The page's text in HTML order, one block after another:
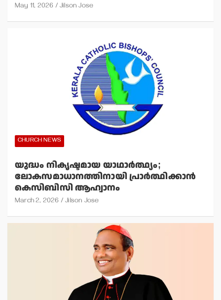
May 11, 2026 Jilson Jose
CHURCH NEWS
യുദ്ധം നികൃഷ്ടമായ യാഥാര്‍ത്ഥ്യം;
ലോകസമാധാനത്തിനായി പ്രാര്‍ത്ഥിക്കാന്‍
കെസിബിസി ആഹ്വാനം
March 2, 2026 Jilson Jose